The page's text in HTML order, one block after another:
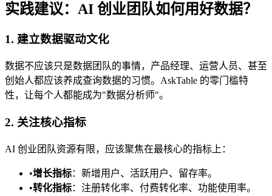
实践建议：AI 创业团队如何用好数据？
1. 建立数据驱动文化
数据不应该只是数据团队的事情，产品经理、运营人员、甚至
创始人都应该养成查询数据的习惯。AskTable 的零门槛特
性，让每个人都能成为"数据分析师"。
2. 关注核心指标
AI 创业团队资源有限，应该聚焦在最核心的指标上：
•增长指标：新增用户、活跃用户、留存率。
•转化指标：注册转化率、付费转化率、功能使用率。